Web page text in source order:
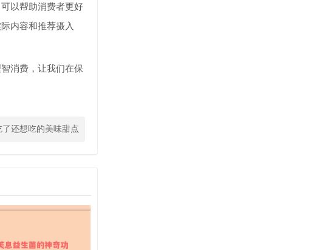
以帮助消费者更好
内容和推荐摄入
消费，让我们在保
还想吃的美味甜点